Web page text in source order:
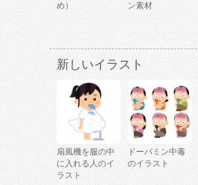
め）
ン素材
新しいイラスト
扇風機を服の中
に入れる人のイ
ラスト
ドーパミン中毒
のイラスト